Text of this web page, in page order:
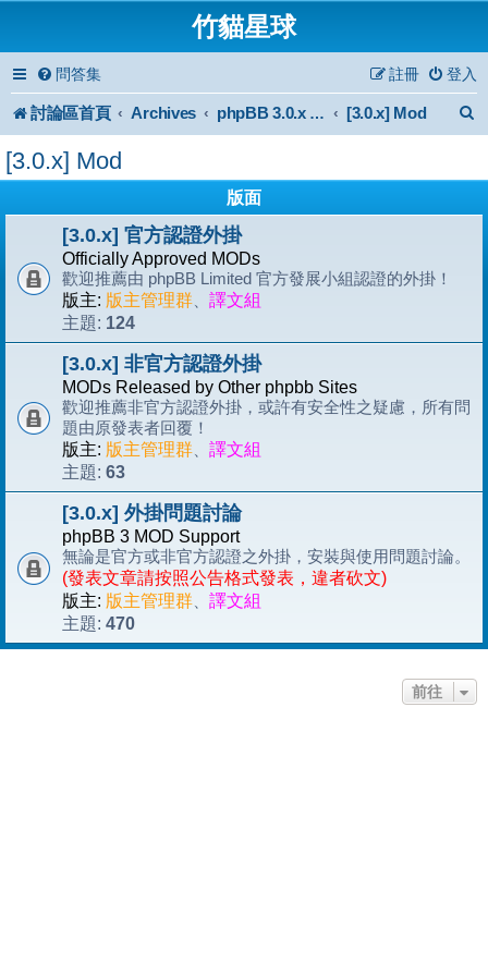
竹貓星球
問答集 登入
註冊
討論區首頁 Archives phpBB 3.0.x Forum Archive [3.0.x] Mod
[3.0.x] Mod
版面
[3.0.x] 官方認證外掛
Officially Approved MODs
歡迎推薦由 phpBB Limited 官方發展小組認證的外掛！
版主: 版主管理群
譯文組
主題: 124
[3.0.x] 非官方認證外掛
MODs Released by Other phpbb Sites
歡迎推薦非官方認證外掛，或許有安全性之疑慮，所有問
題由原發表者回覆！
版主: 版主管理群
譯文組
主題: 63
[3.0.x] 外掛問題討論
phpBB 3 MOD Support
無論是官方或非官方認證之外掛，安裝與使用問題討論。
(發表文章請按照公告格式發表，違者砍文)
版主: 版主管理群
譯文組
主題: 470
前往